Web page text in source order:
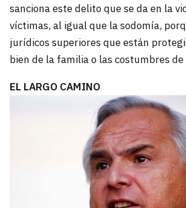
sanciona este delito que se da en la
víctimas, al igual que la sodomía,
jurídicos superiores que están
bien de la familia o las costumbres de
EL LARGO CAMINO